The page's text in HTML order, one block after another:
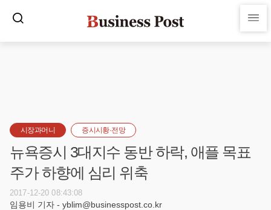
시장과머니 증시시황·전망
뉴욕증시 3대지수 동반 하락, 애플 목표
주가 하향에 심리 위축
2017-12-20 08:43:08
임용비 기자 - yblim@businesspost.co.kr